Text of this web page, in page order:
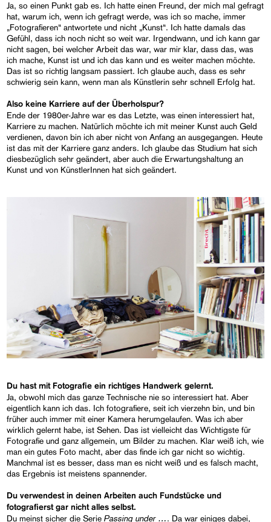
Ja, so einen Punkt gab es. Ich hatte einen Freund, der mich mal gefragt
hat, warum ich, wenn ich gefragt werde, was ich so mache, immer
„Fotografieren“ antwortete und nicht „Kunst“. Ich hatte damals das
Gefühl, dass ich noch nicht so weit war. Irgendwann, und ich kann gar
nicht sagen, bei welcher Arbeit das war, war mir klar, dass das, was
ich mache, Kunst ist und ich das kann und es weiter machen möchte.
Das ist so richtig langsam passiert. Ich glaube auch, dass es sehr
schwierig sein kann, wenn man als Künstlerin sehr schnell Erfolg hat.
Also keine Karriere auf der Überholspur?
Ende der 1980er-Jahre war es das Letzte, was einen interessiert hat,
Karriere zu machen. Natürlich möchte ich mit meiner Kunst auch Geld
verdienen, davon bin ich aber nicht von Anfang an ausgegangen. Heute
ist das mit der Karriere ganz anders. Ich glaube das Studium hat sich
diesbezüglich sehr geändert, aber auch die Erwartungshaltung an
Kunst und von KünstlerInnen hat sich geändert.
Du hast mit Fotografie ein richtiges Handwerk gelernt.
Ja, obwohl mich das ganze Technische nie so interessiert hat. Aber
eigentlich kann ich das. Ich fotografiere, seit ich vierzehn bin, und bin
früher auch immer mit einer Kamera herumgelaufen. Was ich aber
wirklich gelernt habe, ist Sehen. Das ist vielleicht das Wichtigste für
Fotografie und ganz allgemein, um Bilder zu machen. Klar weiß ich, wie
man ein gutes Foto macht, aber das finde ich gar nicht so wichtig.
Manchmal ist es besser, dass man es nicht weiß und es falsch macht,
das Ergebnis ist meistens spannender.
Du verwendest in deinen Arbeiten auch Fundstücke und
fotografierst gar nicht alles selbst.
Du meinst sicher die SeriePassing under …. Da war einiges dabei,